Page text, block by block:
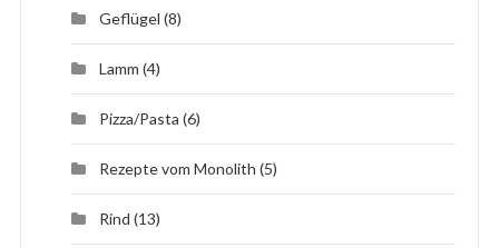
Geflügel (8)
Lamm (4)
Pizza/Pasta (6)
Rezepte vom Monolith (5)
Rind (13)